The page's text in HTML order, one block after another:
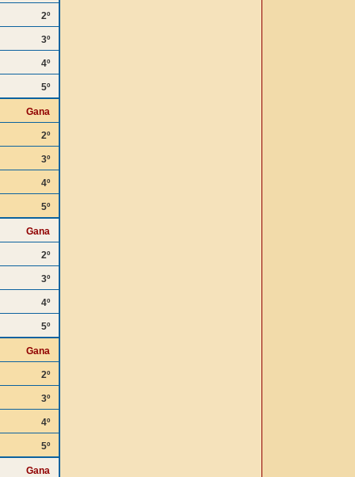
2º
3º
4º
5º
Gana
2º
3º
4º
5º
Gana
2º
3º
4º
5º
Gana
2º
3º
4º
5º
Gana